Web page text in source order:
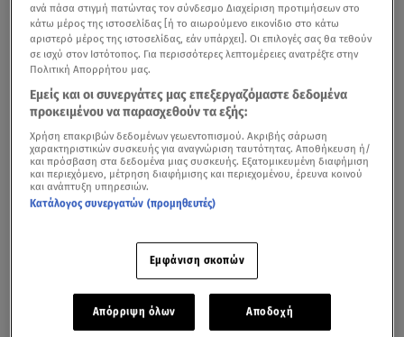
ανά πάσα στιγμή πατώντας τον σύνδεσμο Διαχείριση προτιμήσεων στο
κάτω μέρος της ιστοσελίδας [ή το αιωρούμενο εικονίδιο στο κάτω
αριστερό μέρος της ιστοσελίδας, εάν υπάρχει]. Οι επιλογές σας θα τεθούν
σε ισχύ στον Ιστότοπος. Για περισσότερες λεπτομέρειες ανατρέξτε στην
Πολιτική Απορρήτου μας.
Εμείς και οι συνεργάτες μας επεξεργαζόμαστε δεδομένα
προκειμένου να παρασχεθούν τα εξής:
Χρήση επακριβών δεδομένων γεωεντοπισμού. Ακριβής σάρωση
χαρακτηριστικών συσκευής για αναγνώριση ταυτότητας. Αποθήκευση ή/
και πρόσβαση στα δεδομένα μιας συσκευής. Εξατομικευμένη διαφήμιση
και περιεχόμενο, μέτρηση διαφήμισης και περιεχομένου, έρευνα κοινού
και ανάπτυξη υπηρεσιών.
Κατάλογος συνεργατών (προμηθευτές)
Εμφάνιση σκοπών
Απόρριψη όλων Αποδοχή